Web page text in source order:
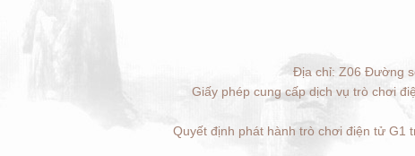
Địa chỉ: Z06 Đường
Giấy phép cung cấp dịch vụ trò chơi
Quyết định phát hành trò chơi điện tử G1